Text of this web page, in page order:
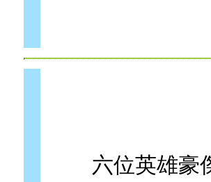
六位英雄豪傑